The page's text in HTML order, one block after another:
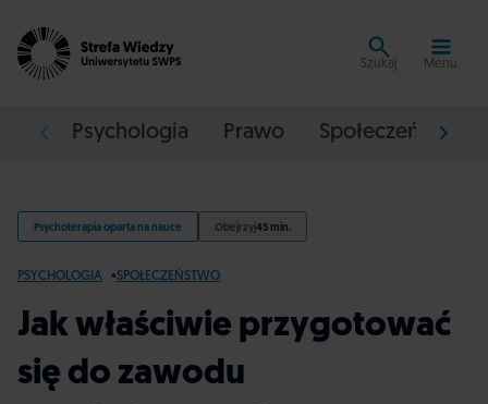
Szukaj Menu
Psychologia Prawo Społeczeństwo
Psychoterapia oparta na nauce Obejrzyj45 min.
PSYCHOLOGIA SPOŁECZEŃSTWO
Jak właściwie przygotować
się do zawodu